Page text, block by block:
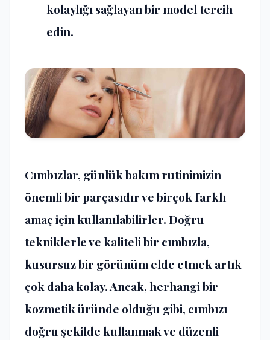
kolaylığı sağlayan bir model tercih
edin.
Cımbızlar, günlük bakım rutinimizin
önemli bir parçasıdır ve birçok farklı
amaç için kullanılabilirler. Doğru
tekniklerle ve kaliteli bir cımbızla,
kusursuz bir görünüm elde etmek artık
çok daha kolay. Ancak, herhangi bir
kozmetik üründe olduğu gibi, cımbızı
doğru şekilde kullanmak ve düzenli